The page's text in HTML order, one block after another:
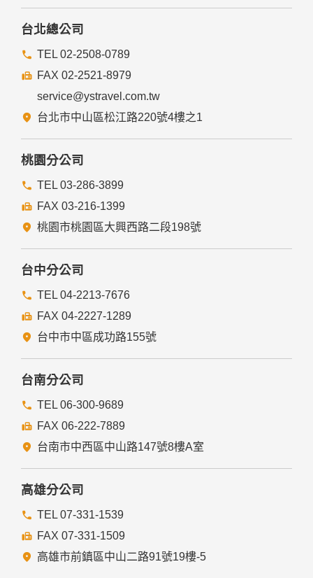
台北總公司
TEL 02-2508-0789
FAX 02-2521-8979
service@ystravel.com.tw
台北市中山區松江路220號4樓之1
桃園分公司
TEL 03-286-3899
FAX 03-216-1399
桃園市桃園區大興西路二段198號
台中分公司
TEL 04-2213-7676
FAX 04-2227-1289
台中市中區成功路155號
台南分公司
TEL 06-300-9689
FAX 06-222-7889
台南市中西區中山路147號8樓A室
高雄分公司
TEL 07-331-1539
FAX 07-331-1509
高雄市前鎮區中山二路91號19樓-5